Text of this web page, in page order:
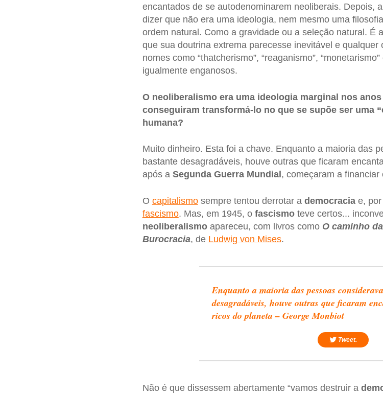
encantados de se autodenominarem neoliberais. Depois,
dizer que não era uma ideologia, nem mesmo uma
ordem natural. Como a gravidade ou a seleção natural. É
que sua doutrina extrema parecesse inevitável e
nomes como “thatcherismo”, “reaganismo”,
igualmente enganosos.
O neoliberalismo era uma ideologia marginal nos
conseguiram transformá-lo no que se supõe ser uma
humana?
Muito dinheiro. Esta foi a chave. Enquanto a maioria das
bastante desagradáveis, houve outras que ficaram
após a Segunda Guerra Mundial , começaram a financiar
O capitalismosempre tentou derrotar a democraciae, por
fascismo. Mas, em 1945, o fascismoteve certos...
neoliberalismoapareceu, com livros como O caminho
Burocracia, de Ludwig von Mises.
Enquanto a maioria das pessoas
desagradáveis, houve outras que ficaram
ricos do planeta – George Monbiot
Tweet.
Não é que dissessem abertamente “vamos destruir a